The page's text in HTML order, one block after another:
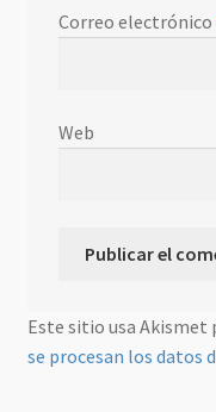
Correo electrónico
Web
Este sitio usa Akismet
se procesan los datos